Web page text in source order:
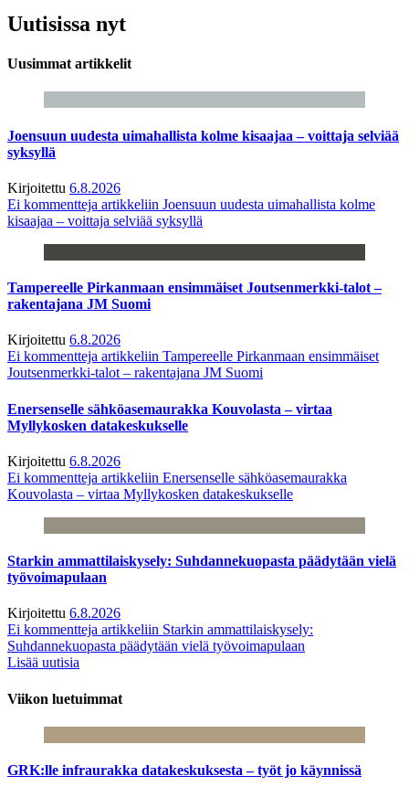
Uutisissa nyt
Uusimmat artikkelit
Joensuun uudesta uimahallista kolme kisaajaa – voittaja selviää
syksyllä
Kirjoitettu 6.8.2026
Ei kommentteja artikkeliin Joensuun uudesta uimahallista kolme
kisaajaa – voittaja selviää syksyllä
Tampereelle Pirkanmaan ensimmäiset Joutsenmerkki-talot –
rakentajana JM Suomi
Kirjoitettu 6.8.2026
Ei kommentteja artikkeliin Tampereelle Pirkanmaan ensimmäiset
Joutsenmerkki-talot – rakentajana JM Suomi
Enersenselle sähköasemaurakka Kouvolasta – virtaa
Myllykosken datakeskukselle
Kirjoitettu 6.8.2026
Ei kommentteja artikkeliin Enersenselle sähköasemaurakka
Kouvolasta – virtaa Myllykosken datakeskukselle
Starkin ammattilaiskysely: Suhdannekuopasta päädytään vielä
työvoimapulaan
Kirjoitettu 6.8.2026
Ei kommentteja artikkeliin Starkin ammattilaiskysely:
Suhdannekuopasta päädytään vielä työvoimapulaan
Lisää uutisia
Viikon luetuimmat
GRK:lle infraurakka datakeskuksesta – työt jo käynnissä